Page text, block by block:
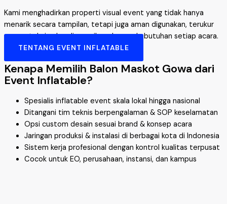
Kami menghadirkan properti visual event yang tidak hanya
menarik secara tampilan, tetapi juga aman digunakan, terukur
secara teknis, dan disesuaikan dengan kebutuhan setiap acara.
TENTANG EVENT INFLATABLE
Kenapa Memilih Balon Maskot Gowa dari
Event Inflatable?
Spesialis inflatable event skala lokal hingga nasional
Ditangani tim teknis berpengalaman & SOP keselamatan
Opsi custom desain sesuai brand & konsep acara
Jaringan produksi & instalasi di berbagai kota di Indonesia
Sistem kerja profesional dengan kontrol kualitas terpusat
Cocok untuk EO, perusahaan, instansi, dan kampus